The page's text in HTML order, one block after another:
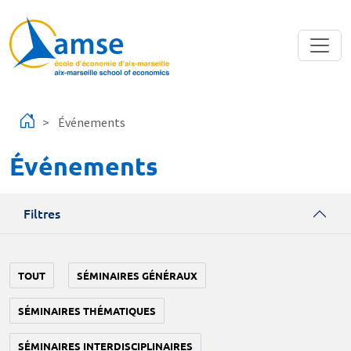
Événements
Événements
Filtres
TOUT SÉMINAIRES GÉNÉRAUX
SÉMINAIRES THÉMATIQUES
SÉMINAIRES INTERDISCIPLINAIRES